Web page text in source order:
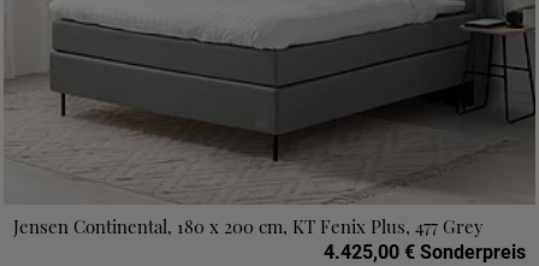
Jensen Continental, 180 x 200 cm, KT Fenix Plus, 477 Grey
4.425,00 € Sonderpreis